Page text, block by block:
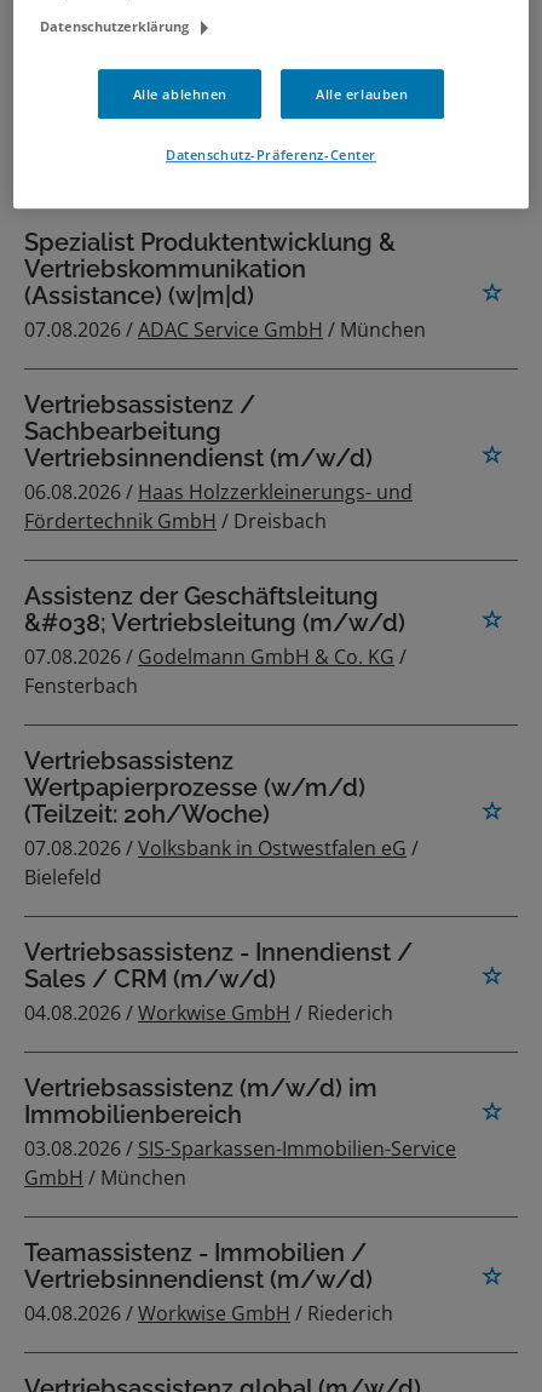
Vertriebsassistent (m/w/d)
Vollzeit / Teilzeit
Spezialist Produktentwicklung &
Vertriebskommunikation
(Assistance) (w|m|d)
07.08.2026 /ADAC Service GmbH / München
Vertriebsassistenz /
Sachbearbeitung
Vertriebsinnendienst (m/w/d)
06.08.2026 / Haas Holzzerkleinerungs- und
Fördertechnik GmbH / Dreisbach
Assistenz der Geschäftsleitung
&#038; Vertriebsleitung (m/w/d)
07.08.2026 / Godelmann GmbH & Co. KG /
Fensterbach
Vertriebsassistenz
Wertpapierprozesse (w/m/d)
(Teilzeit: 20h/Woche)
07.08.2026 /Volksbank in Ostwestfalen eG /
Bielefeld
Vertriebsassistenz - Innendienst /
Sales / CRM (m/w/d)
04.08.2026 /Workwise GmbH / Riederich
Vertriebsassistenz (m/w/d) im
Immobilienbereich
03.08.2026 / SIS-Sparkassen-Immobilien-Service
GmbH / München
Teamassistenz - Immobilien /
Vertriebsinnendienst (m/w/d)
04.08.2026 /Workwise GmbH / Riederich
Datenschutzerklärung
Alle ablehnen Alle erlauben
Datenschutz-Präferenz-Center